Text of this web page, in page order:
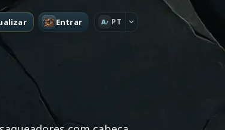
Entrar A PT